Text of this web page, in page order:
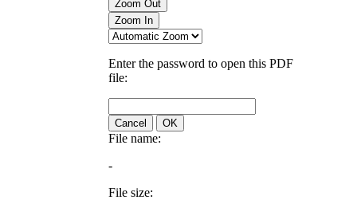
Zoom Out
Zoom In
Enter the password to open this PDF
file:
Cancel OK
File name:
-
File size: